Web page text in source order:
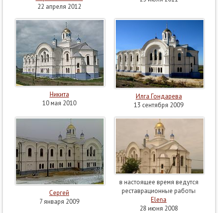
22 апреля 2012
Никита
10 мая 2010
Илга Гондарева
13 сентября 2009
Сергей
7 января 2009
в настоящее время ведутся
реставрационные работы
Elena
28 июня 2008